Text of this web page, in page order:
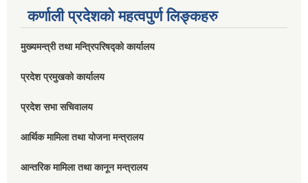
कर्णाली प्रदेशको महत्वपुर्ण लिङ्कहरु
मुख्यमन्त्री तथा मन्त्रिपरिषद्को कार्यालय
प्रदेश प्रमुखको कार्यालय
प्रदेश सभा सचिवालय
आर्थिक मामिला तथा योजना मन्त्रालय
आन्तरिक मामिला तथा कानून मन्त्रालय